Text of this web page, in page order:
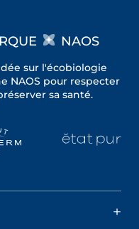
NAOS
sur l'écobiologie
NAOS pour respecter
sa santé.